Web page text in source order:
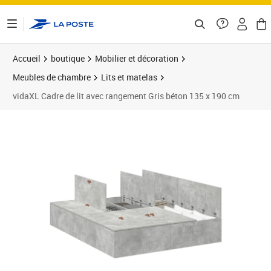
Accueil boutique
Mobilier et décoration
Meubles de chambre
Lits et matelas
vidaXL Cadre de lit avec rangement Gris béton 135 x 190 cm